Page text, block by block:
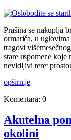
Prašina se nakuplja
ormarića, u
tragovi
stare uspomene koje
nevidljivi teret
opširnije
Komentara: 0
Akutelna
okolini